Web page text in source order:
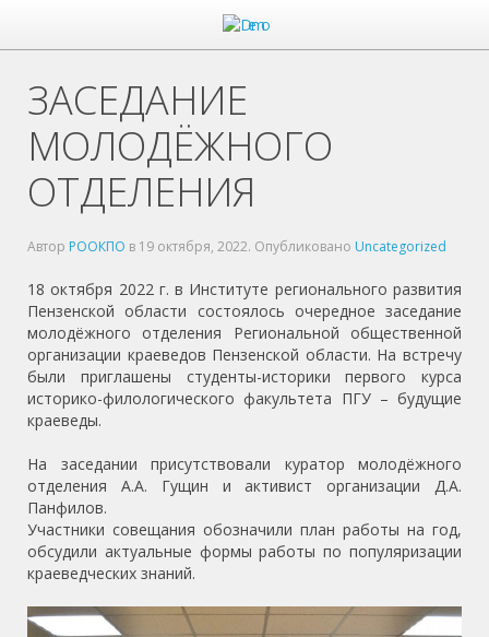
ЗАСЕДАНИЕ
МОЛОДЁЖНОГО
ОТДЕЛЕНИЯ
Автор РООКПО в 19 октября, 2022. Опубликовано Uncategorized
18 октября 2022 г. в Институте регионального развития
Пензенской области состоялось очередное заседание
молодёжного отделения Региональной общественной
организации краеведов Пензенской области. На встречу
были приглашены студенты-историки первого курса
историко-филологического факультета ПГУ – будущие
краеведы.
На заседании присутствовали куратор молодёжного
отделения А.А. Гущин и активист организации Д.А.
Панфилов.
Участники совещания обозначили план работы на год,
обсудили актуальные формы работы по популяризации
краеведческих знаний.